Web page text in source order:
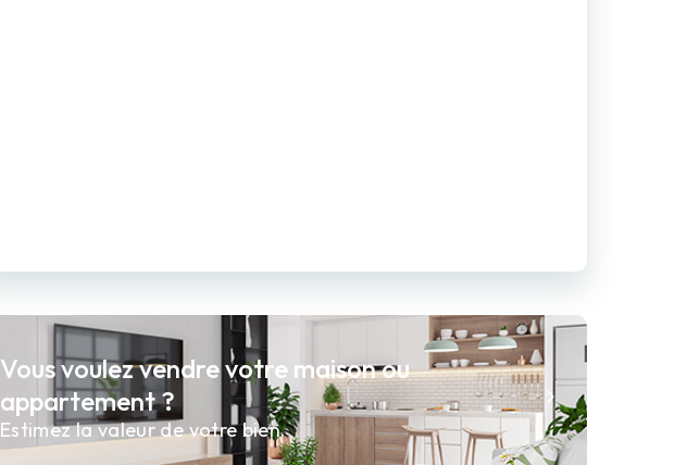
Vous voulez vendre votre maison ou
appartement ?
Estimez la valeur de votre bien.